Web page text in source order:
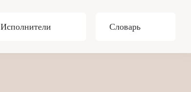
Исполнители Словарь